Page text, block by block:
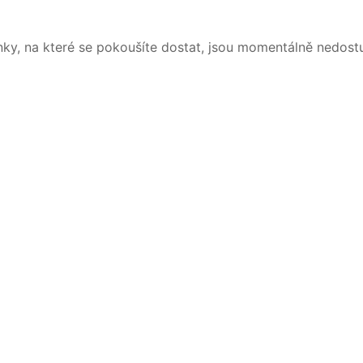
na které se pokoušíte dostat, jsou momentálně